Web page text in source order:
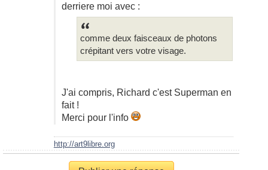
derriere moi avec :
comme deux faisceaux de photons
crépitant vers votre visage.
J'ai compris, Richard c'est Superman en
fait !
Merci pour l'info
http://art9libre.org